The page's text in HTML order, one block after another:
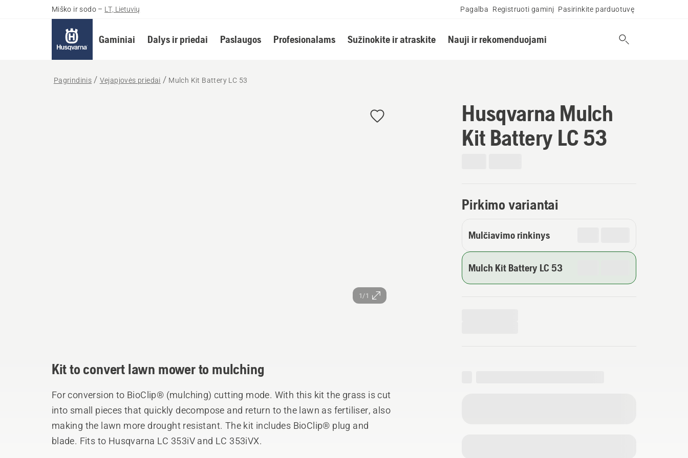
Miško ir sodo – LT, Lietuvių Pagalba Registruoti gaminį Pasirinkite parduotuvę
Gaminiai Dalys ir priedai Paslaugos Profesionalams Sužinokite ir atraskite Nauji ir rekomenduojami
Pagrindinis Vejapjovės priedai Mulch Kit Battery LC 53
1/1
Husqvarna Mulch
Kit Battery LC 53
Pirkimo variantai
Mulčiavimo rinkinys
Mulch Kit Battery LC 53
Kit to convert lawn mower to mulching
For conversion to BioClip® (mulching) cutting mode. With this kit the grass is cut
into small pieces that quickly decompose and return to the lawn as fertiliser, also
making the lawn more drought resistant. The kit includes BioClip® plug and
blade. Fits to Husqvarna LC 353iV and LC 353iVX.